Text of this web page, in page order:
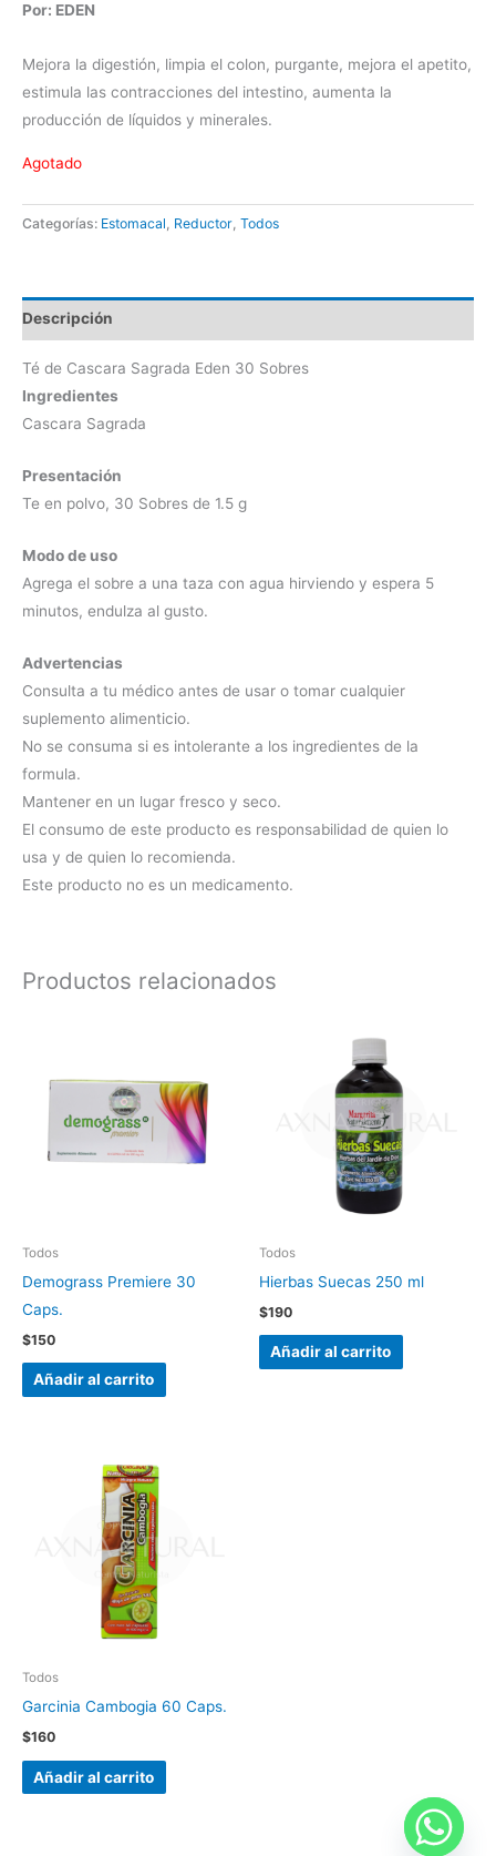
Por: EDEN
Mejora la digestión, limpia el colon, purgante, mejora el apetito,
estimula las contracciones del intestino, aumenta la
producción de líquidos y minerales.
Agotado
Categorías: Estomacal, Reductor, Todos
Descripción
Té de Cascara Sagrada Eden 30 Sobres
Ingredientes
Cascara Sagrada
Presentación
Te en polvo, 30 Sobres de 1.5 g
Modo de uso
Agrega el sobre a una taza con agua hirviendo y espera 5
minutos, endulza al gusto.
Advertencias
Consulta a tu médico antes de usar o tomar cualquier
suplemento alimenticio.
No se consuma si es intolerante a los ingredientes de la
formula.
Mantener en un lugar fresco y seco.
El consumo de este producto es responsabilidad de quien lo
usa y de quien lo recomienda.
Este producto no es un medicamento.
Productos relacionados
Todos
Demograss Premiere 30
Caps.
$150
Añadir al carrito
Todos
Hierbas Suecas 250 ml
$190
Añadir al carrito
Todos
Garcinia Cambogia 60 Caps.
$160
Añadir al carrito